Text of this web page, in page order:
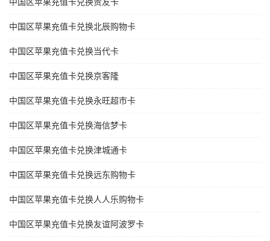
中国区苹果充值卡兑换北辰购物卡
中国区苹果充值卡兑换当代卡
中国区苹果充值卡兑换京客隆
中国区苹果充值卡兑换永旺超市卡
中国区苹果充值卡兑换海信梦卡
中国区苹果充值卡兑换津城通卡
中国区苹果充值卡兑换远东购物卡
中国区苹果充值卡兑换人人乐购物卡
中国区苹果充值卡兑换友谊阿波罗卡